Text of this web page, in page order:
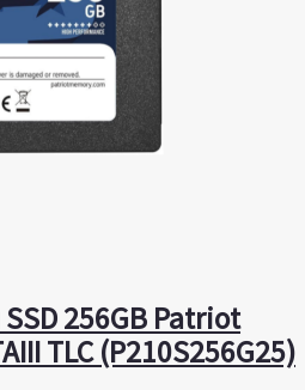
256GB Patriot
TLC (P210S256G25)